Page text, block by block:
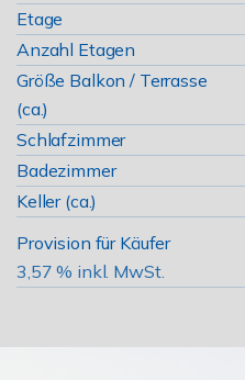
Etage
Anzahl Etagen
Größe Balkon / Terrasse
(ca.)
Schlafzimmer
Badezimmer
Keller (ca.)
Provision für Käufer
3,57 % inkl. MwSt.